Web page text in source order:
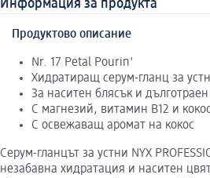
Информация за продукта
Продуктово описание
Nr. 17 Petal Pourin'
Хидратиращ серум-гланц за
За наситен блясък и
С магнезий, витамин В12 и
С освежаващ аромат на кокос
Серум-гланцът за устни NYX
незабавна хидратация и наситен